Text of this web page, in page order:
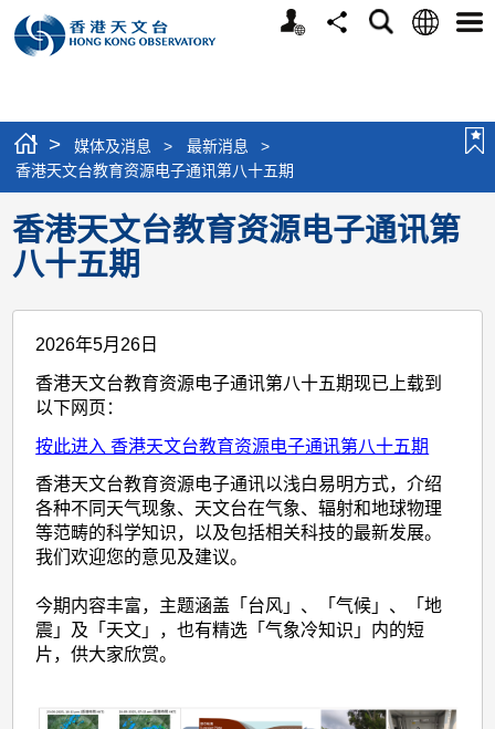
个
分
搜
语
选
> 媒体及消息 > 最新消息
>
香港天文台教育资源电子通讯第八十五期
香港天文台教育资源电子通讯第
八十五期
2026年5月26日
香港天文台教育资源电子通讯第八十五期现已上载到
以下网页：
按此进入 香港天文台教育资源电子通讯第八十五期
香港天文台教育资源电子通讯以浅白易明方式，介绍
各种不同天气现象、天文台在气象、辐射和地球物理
等范畴的科学知识，以及包括相关科技的最新发展。
我们欢迎您的意见及建议。
今期内容丰富，主题涵盖「台风」、「气候」、「地
震」及「天文」，也有精选「气象冷知识」内的短
片，供大家欣赏。